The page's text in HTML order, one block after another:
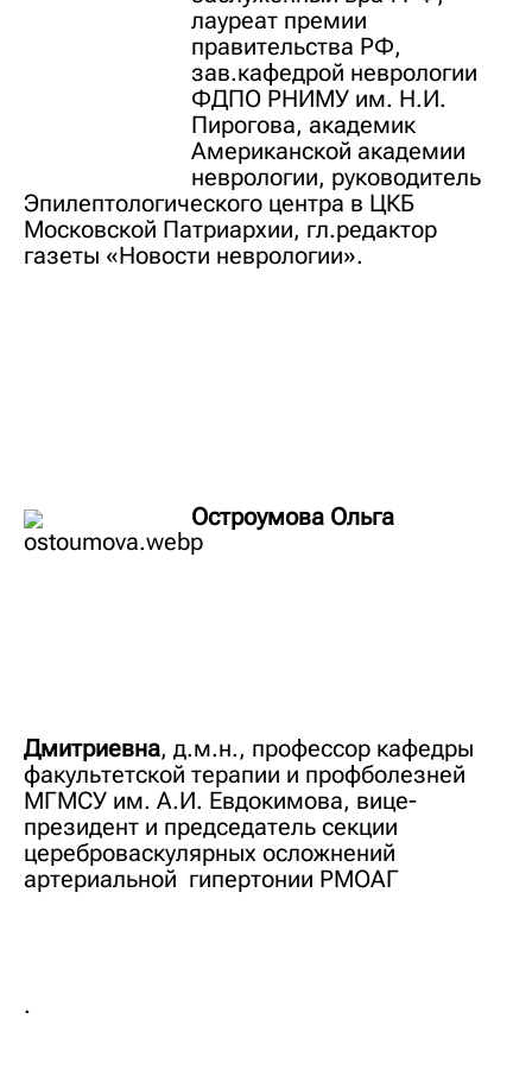
лауреат премии
правительства РФ,
зав.кафедрой неврологии
ФДПО РНИМУ им. Н.И.
Пирогова, академик
Американской академии
неврологии, руководитель
Эпилептологического центра в ЦКБ
Московской Патриархии, гл.редактор
газеты «Новости неврологии».
Остроумова Ольга
Дмитриевна, д.м.н., профессор кафедры
факультетской терапии и профболезней
МГМСУ им. А.И. Евдокимова, вице-
президент и председатель секции
цереброваскулярных осложнений
артериальной гипертонии РМОАГ
.